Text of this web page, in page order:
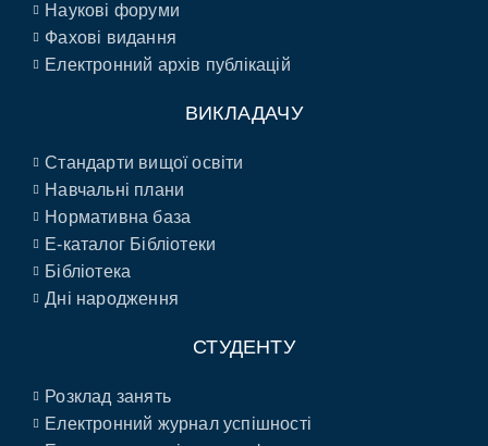
Наукові форуми
Фахові видання
Електронний архів публікацій
ВИКЛАДАЧУ
Стандарти вищої освіти
Навчальні плани
Нормативна база
E-каталог Бібліотеки
Бібліотека
Дні народження
СТУДЕНТУ
Розклад занять
Електронний журнал успішності